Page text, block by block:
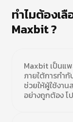
ทำไมต้องเ
Maxbit ?
Maxbit เป็นแ
ภายใต้การกำ
ช่วยให้ผู้ใช้งา
อย่างถูกต้อง โ